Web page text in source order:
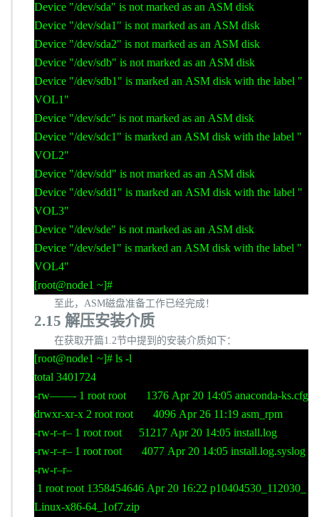
Device "/dev/sda" is not marked as an ASM disk
Device "/dev/sda1" is not marked as an ASM disk
Device "/dev/sda2" is not marked as an ASM disk
Device "/dev/sdb" is not marked as an ASM disk
Device "/dev/sdb1" is marked an ASM disk with the label "
VOL1"
Device "/dev/sdc" is not marked as an ASM disk
Device "/dev/sdc1" is marked an ASM disk with the label "
VOL2"
Device "/dev/sdd" is not marked as an ASM disk
Device "/dev/sdd1" is marked an ASM disk with the label "
VOL3"
Device "/dev/sde" is not marked as an ASM disk
Device "/dev/sde1" is marked an ASM disk with the label "
VOL4"
[root@node1 ~]#
至此， ASM磁盘准备工作已经完成！
2.15 解压安装介质
在获取开篇1.2节中提到的安装介质如下：
[root@node1 ~]# ls -l
total 3401724
-rw——- 1 root root 1376 Apr 20 14:05 anaconda-ks.cfg
drwxr-xr-x 2 root root 4096 Apr 26 11:19 asm_rpm
-rw-r–r– 1 root root 51217 Apr 20 14:05 install.log
-rw-r–r– 1 root root 4077 Apr 20 14:05 install.log.syslog
-rw-r–r–
1 root root 1358454646 Apr 20 16:22 p10404530_112030_
Linux-x86-64_1of7.zip